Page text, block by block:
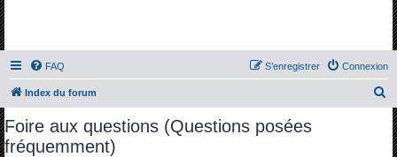
FAQ Connexion
S’enregistrer
Index du forum
Foire aux questions (Questions posées
fréquemment)